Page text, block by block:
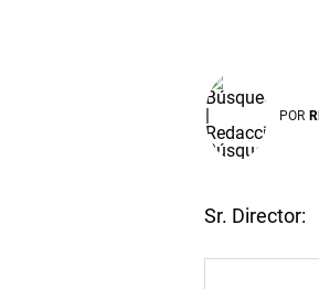
POR
Sr. Director: